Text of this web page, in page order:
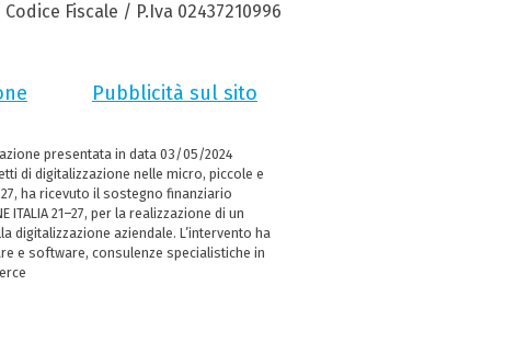
Fiscale / P.Iva 02437210996
Pubblicità sul sito
presentata in data 03/05/2024
di digitalizzazione nelle micro, piccole e
ha ricevuto il sostegno finanziario
ITALIA 21–27, per la realizzazione di un
aziendale. L’intervento ha
e software, consulenze specialistiche in